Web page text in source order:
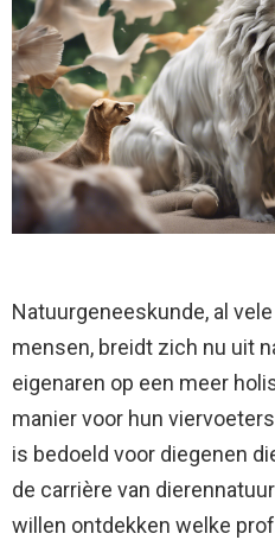
Natuurgeneeskunde, al
mensen, breidt zich nu uit
eigenaren op een meer
manier voor hun
is bedoeld voor diegenen
de carrière van
willen ontdekken welke